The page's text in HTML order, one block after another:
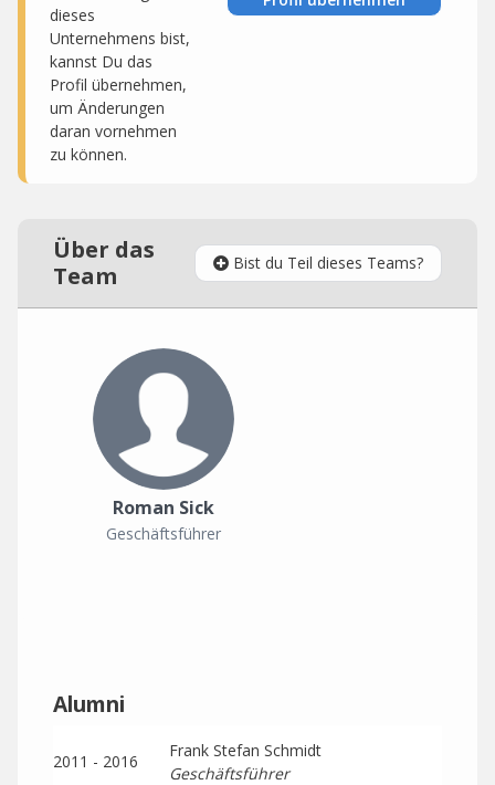
dieses
Unternehmens bist,
kannst Du das
Profil übernehmen,
um Änderungen
daran vornehmen
zu können.
Über das
Team
Bist du Teil dieses Teams?
Roman Sick
Geschäftsführer
Alumni
2011 - 2016
Frank Stefan Schmidt
Geschäftsführer